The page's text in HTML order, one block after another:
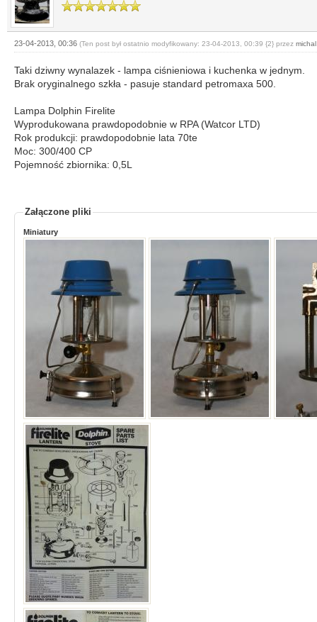
23-04-2013, 00:36 (Ten post był ostatnio modyfikowany: 23-04-2013, 00:39 {2} przez michal
Taki dziwny wynalazek - lampa ciśnieniowa i kuchenka w jednym.
Brak oryginalnego szkła - pasuje standard petromaxa 500.
Lampa Dolphin Firelite
Wyprodukowana prawdopodobnie w RPA (Watcor LTD)
Rok produkcji: prawdopodobnie lata 70te
Moc: 300/400 CP
Pojemność zbiornika: 0,5L
Załączone pliki
Miniatury